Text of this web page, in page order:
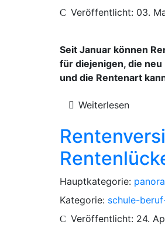
Veröffentlicht: 03.
Seit Januar können
für diejenigen, die
und die Rentenart
Weiterlesen
Hauptkategorie:
Kategorie: schule-
Veröffentlicht: 24.